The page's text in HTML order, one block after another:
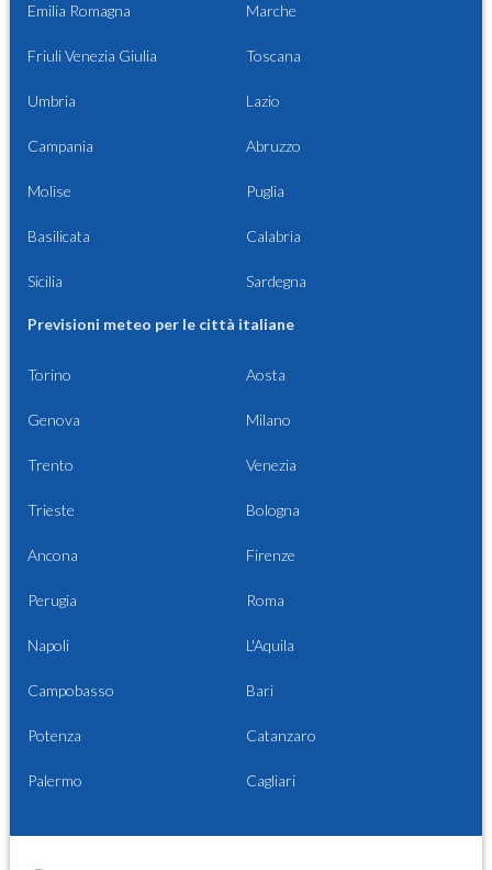
Emilia Romagna Marche
Friuli Venezia Giulia Toscana
Umbria Lazio
Campania Abruzzo
Molise Puglia
Basilicata Calabria
Sicilia Sardegna
Previsioni meteo per le città italiane
Torino Aosta
Genova Milano
Trento Venezia
Trieste Bologna
Ancona Firenze
Perugia Roma
Napoli L'Aquila
Campobasso Bari
Potenza Catanzaro
Palermo Cagliari